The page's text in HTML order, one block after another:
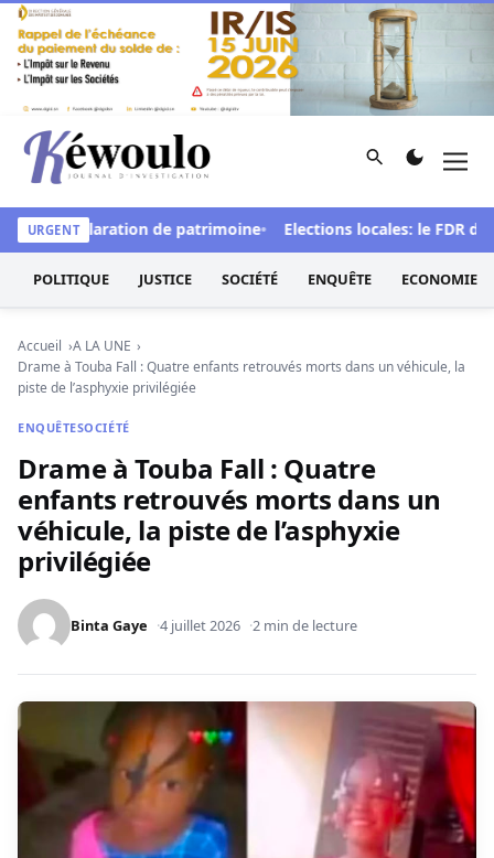
Aller au contenu
Kéwoulo, le premier site d'information et d'investigation
Rechercher
URGENT
la déclaration de patrimoine Elections locales: le FDR
POLITIQUE JUSTICE SOCIÉTÉ ENQUÊTE ECONOMIE
Accueil
A LA UNE
Drame à Touba Fall : Quatre enfants retrouvés morts dans un véhicule, la
piste de l’asphyxie privilégiée
ENQUÊTESOCIÉTÉ
Drame à Touba Fall : Quatre
enfants retrouvés morts dans un
véhicule, la piste de l’asphyxie
privilégiée
Binta Gaye 4 juillet 2026 2 min de lecture